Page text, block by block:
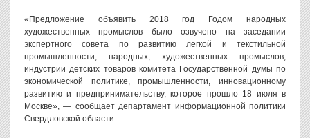
«Предложение объявить 2018 год Годом народных
художественных промыслов было озвучено на заседании
экспертного совета по развитию легкой и текстильной
промышленности, народных, художественных промыслов,
индустрии детских товаров комитета Государственной думы по
экономической политике, промышленности, инновационному
развитию и предпринимательству, которое прошло 18 июля в
Москве», — сообщает департамент информационной политики
Свердловской области.